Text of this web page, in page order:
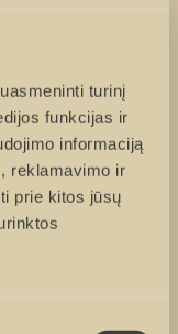
turinį
funkcijas ir
informaciją
reklamavimo ir
prie kitos jūsų